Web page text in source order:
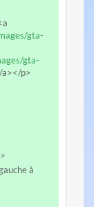
gta-
gta-
p>
à